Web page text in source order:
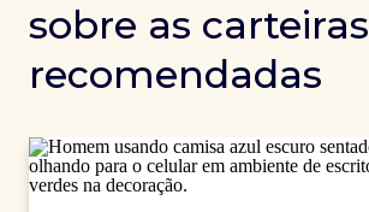
sobre as carteiras
recomendadas